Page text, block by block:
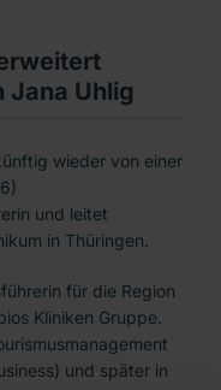
Jana Uhlig
wieder von einer
und leitet
in Thüringen.
für die Region
Kliniken Gruppe.
und später in